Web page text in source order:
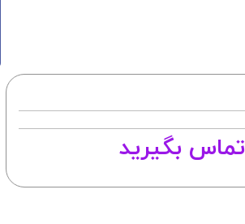
تماس بگیرید